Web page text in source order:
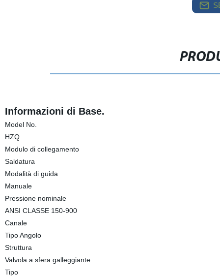
Informazioni di Base.
Model No.
HZQ
Modulo di collegamento
Saldatura
Modalità di guida
Manuale
Pressione nominale
ANSI CLASSE 150-900
Canale
Tipo Angolo
Struttura
Valvola a sfera galleggiante
Tipo